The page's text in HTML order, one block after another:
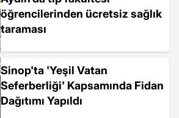
öğrencilerinden ücretsiz sağlık
taraması
Sinop'ta 'Yeşil Vatan
Seferberliği' Kapsamında Fidan
Dağıtımı Yapıldı